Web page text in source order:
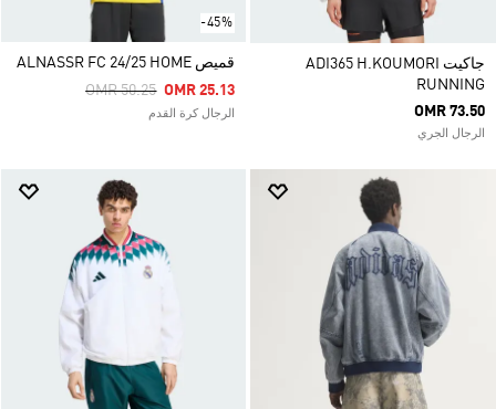
جاكيت ADI365 H.KOUMORI
RUNNING
OMR 73.50
الرجال الجري
-45%
قميص ALNASSR FC 24/25 HOME
Price Reduced From
OMR 50.25ToOMR 25.13
الرجال كرة القدم